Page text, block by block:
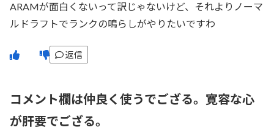
ARAMが面白くないって訳じゃないけど、それよりノーマ
ルドラフトでランクの鳴らしがやりたいですわ
返信
コメント欄は仲良く使うでござる。寛容な心
が肝要でござる。